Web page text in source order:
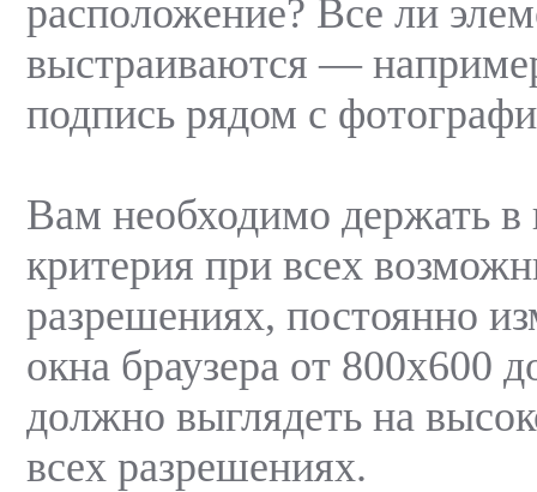
расположение? Все ли
выстраиваются —
подпись рядом с
Вам необходимо держать в
критерия при всех
разрешениях, постоянно
окна браузера от 800х600
должно выглядеть на
всех разрешениях.